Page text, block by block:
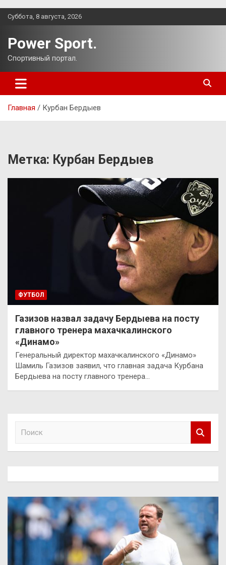
Перейти
Суббота, 8 августа, 2026
Power Sport.
Спортивный портал.
Главная Курбан Бердыев
Метка: Курбан Бердыев
ФУТБОЛ
Газизов назвал задачу Бердыева на посту
главного тренера махачкалинского
«Динамо»
Генеральный директор махачкалинского «Динамо»
Шамиль Газизов заявил, что главная задача Курбана
Бердыева на посту главного тренера…